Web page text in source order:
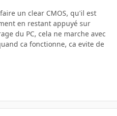
un clear CMOS, qu'il est
en restant appuyé sur
du PC, cela ne marche avec
ca fonctionne, ca evite de